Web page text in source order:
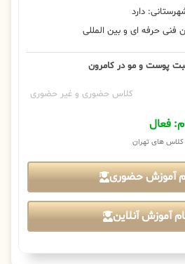
دارد
فنی حرفه ای و بین المللی
پوست و مو در کامرون
کلاس حضوری و غیر حضوری
فعال
های تهران
آموزش حضوری
آموزش آنلاین